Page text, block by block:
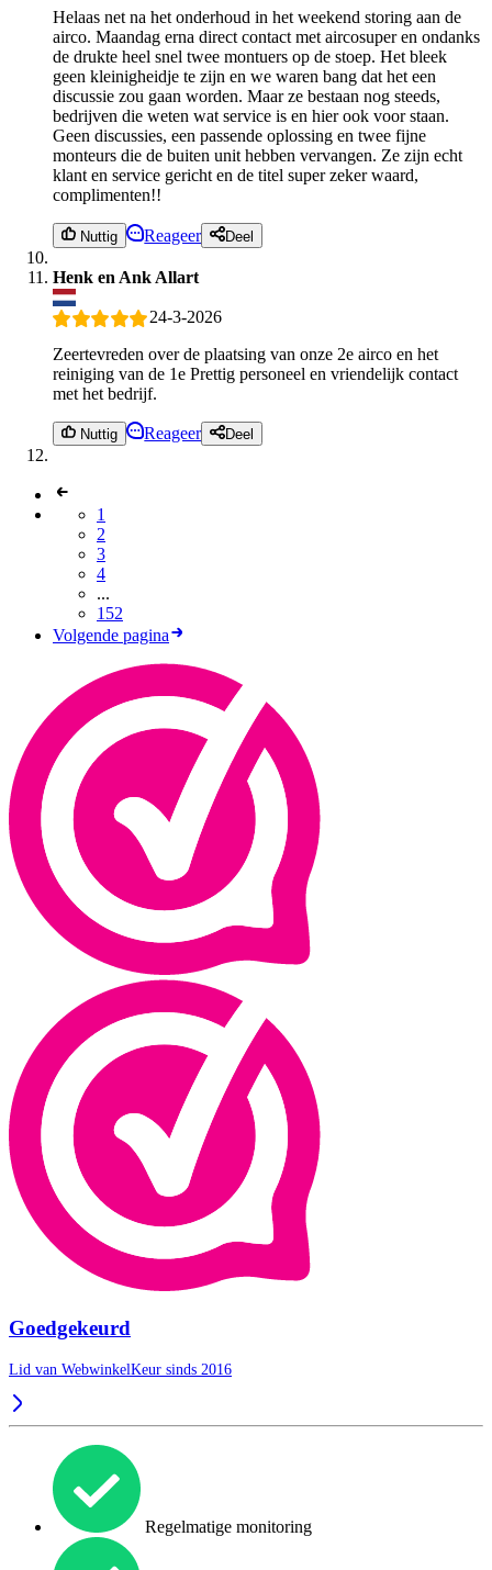
Helaas net na het onderhoud in het weekend storing aan de
airco. Maandag erna direct contact met aircosuper en ondanks
de drukte heel snel twee montuers op de stoep. Het bleek
geen kleinigheidje te zijn en we waren bang dat het een
discussie zou gaan worden. Maar ze bestaan nog steeds,
bedrijven die weten wat service is en hier ook voor staan.
Geen discussies, een passende oplossing en twee fijne
monteurs die de buiten unit hebben vervangen. Ze zijn echt
klant en service gericht en de titel super zeker waard,
complimenten!!
Nuttig Reageer Deel
Henk en Ank Allart
24-3-2026
Zeertevreden over de plaatsing van onze 2e airco en het
reiniging van de 1e Prettig personeel en vriendelijk contact
met het bedrijf.
Nuttig Reageer Deel
1
2
3
4
...
152
Volgende pagina
Goedgekeurd
Lid van WebwinkelKeur sinds 2016
Regelmatige monitoring